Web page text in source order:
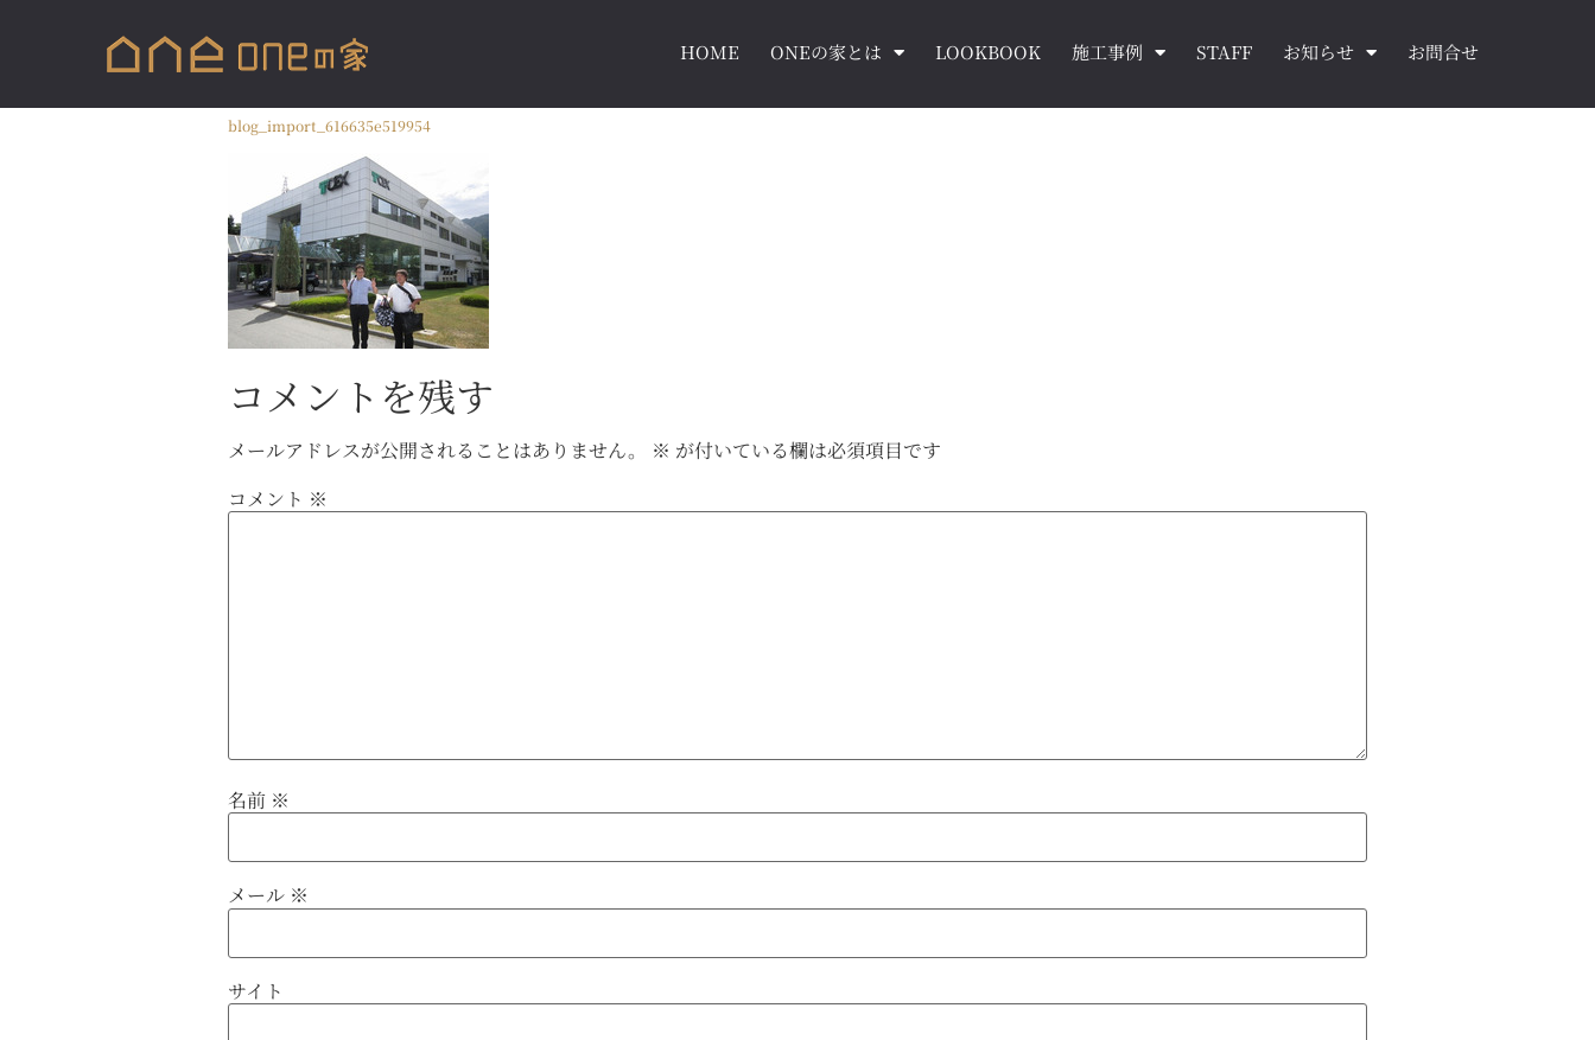
HOME ONEの家とは LOOKBOOK 施工事例 STAFF お知らせ お問合せ
blog_import_616635e519954
コメントを残す
メールアドレスが公開されることはありません。 ※ が付いている欄は必須項目です
コメント ※
名前 ※
メール ※
サイト